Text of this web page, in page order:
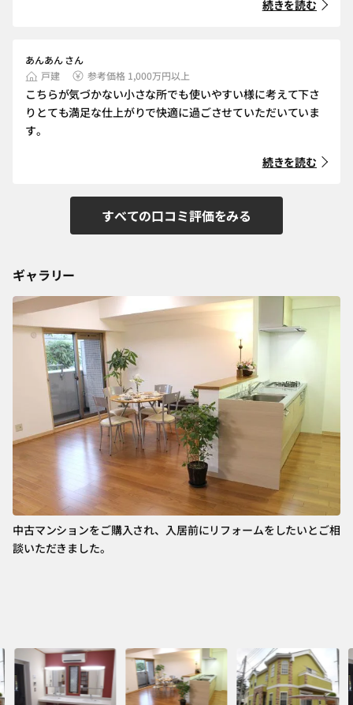
続きを読む
あんあん さん
戸建
参考価格 1,000万円以上
こちらが気づかない小さな所でも使いやすい様に考えて下さ
りとても満足な仕上がりで快適に過ごさせていただいていま
す。
続きを読む
すべての口コミ評価をみる
ギャラリー
中古マンションをご購入され、入居前にリフォームをしたいとご相
談いただきました。